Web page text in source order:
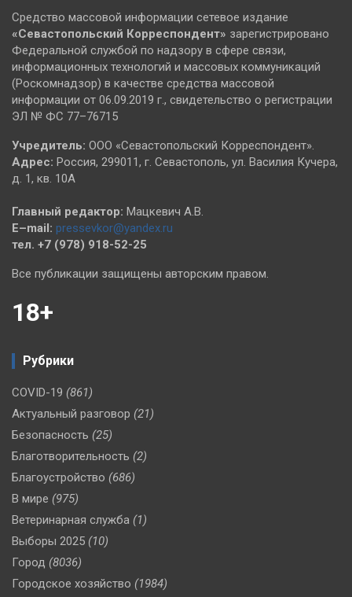
Средство массовой информации сетевое издание
«Севастопольский Корреспондент» зарегистрировано
Федеральной службой по надзору в сфере связи,
информационных технологий и массовых коммуникаций
(Роскомнадзор) в качестве средства массовой
информации от 06.09.2019 г., свидетельство о регистрации
ЭЛ № ФС 77–76715
Учредитель: ООО «Севастопольский Корреспондент».
Адрес: Россия, 299011, г. Севастополь, ул. Василия Кучера,
д. 1, кв. 10А
Главный редактор: Мацкевич А.В.
E–mail: pressevkor@yandex.ru
тел. +7 (978) 918-52-25
Все публикации защищены авторским правом.
18+
Рубрики
COVID-19 (861)
Актуальный разговор (21)
Безопасность (25)
Благотворительность (2)
Благоустройство (686)
В мире (975)
Ветеринарная служба (1)
Выборы 2025 (10)
Город (8036)
Городское хозяйство (1984)